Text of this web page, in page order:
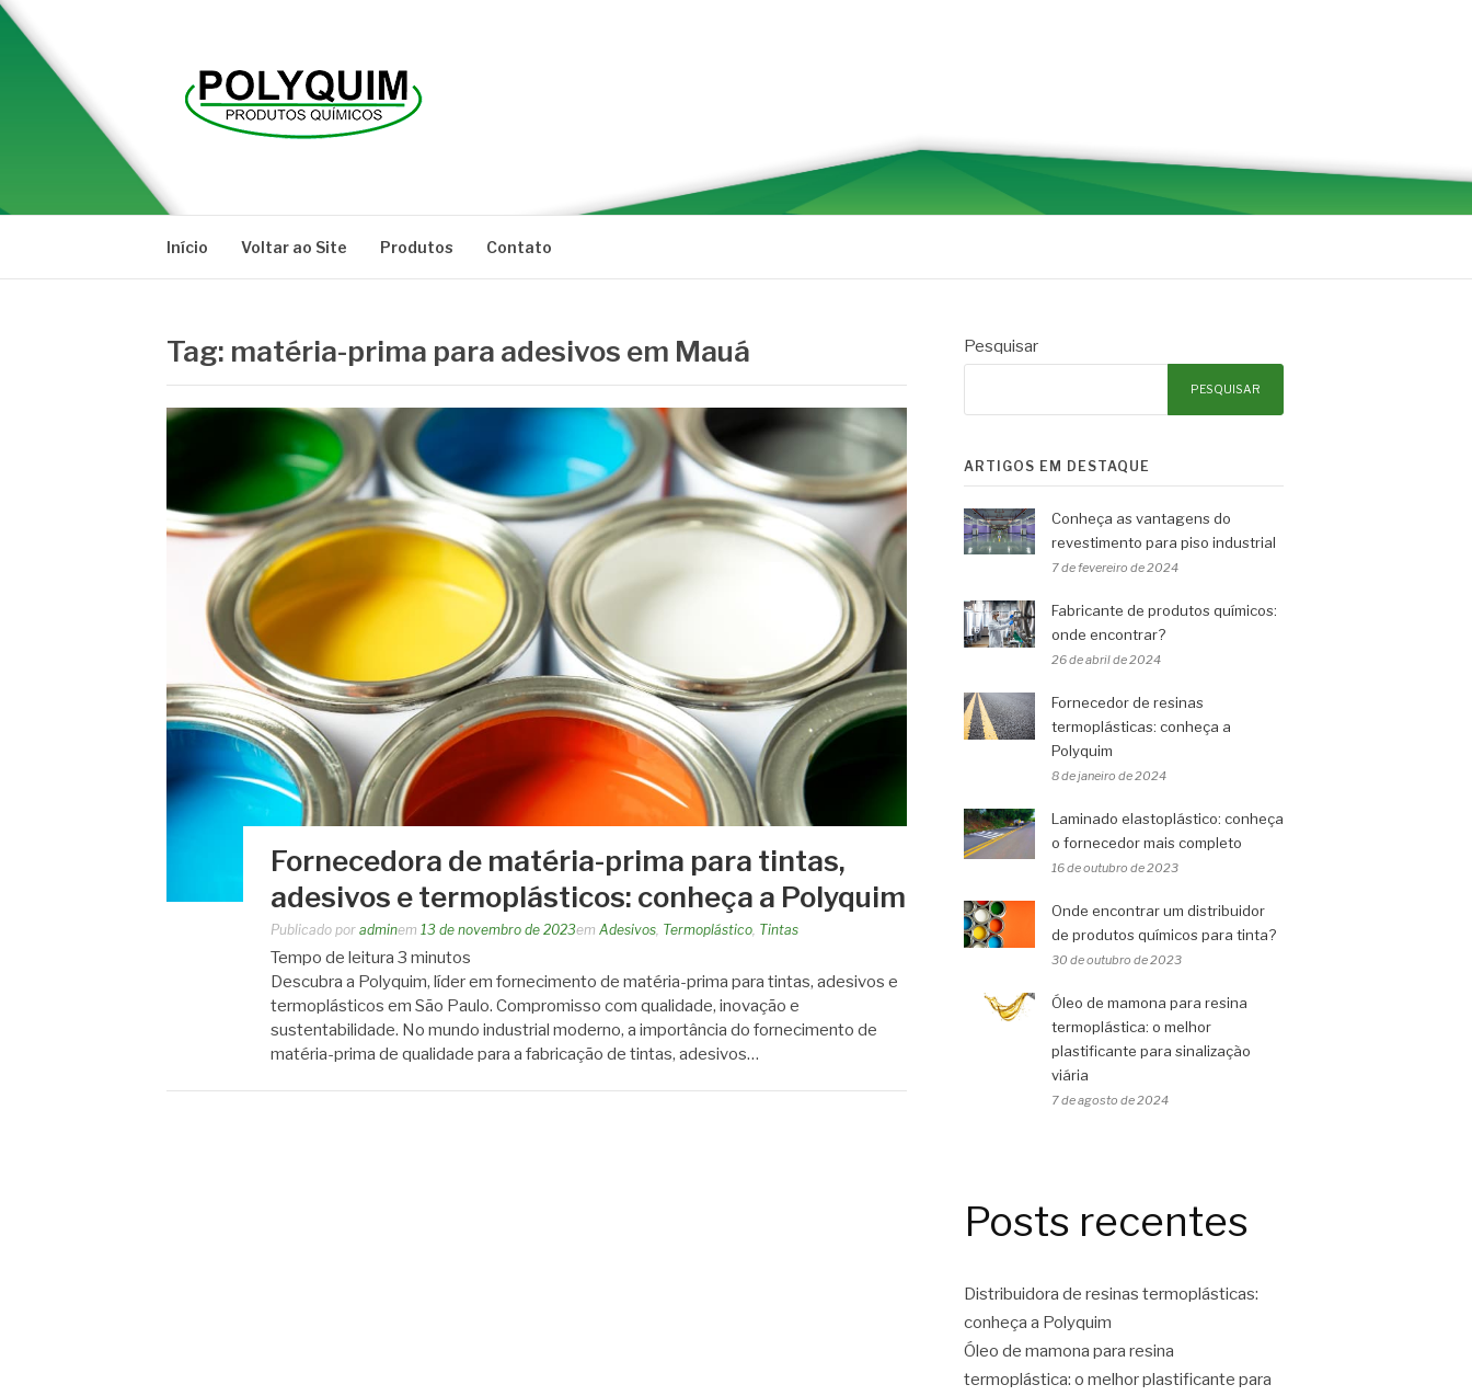
Pular
para
conteúdo
Início Voltar ao Site Produtos Contato
Tag: matéria-prima para adesivos em Mauá
Fornecedora de matéria-prima para tintas,
adesivos e termoplásticos: conheça a Polyquim
Publicado por adminem 13 de novembro de 2023em Adesivos Termoplástico Tintas
Tempo de leitura 3 minutos
Descubra a Polyquim, líder em fornecimento de matéria-prima para tintas, adesivos e
termoplásticos em São Paulo. Compromisso com qualidade, inovação e
sustentabilidade. No mundo industrial moderno, a importância do fornecimento de
matéria-prima de qualidade para a fabricação de tintas, adesivos…
Pesquisar
PESQUISAR
ARTIGOS EM DESTAQUE
Conheça as vantagens do
revestimento para piso industrial
7 de fevereiro de 2024
Fabricante de produtos químicos:
onde encontrar?
26 de abril de 2024
Fornecedor de resinas
termoplásticas: conheça a
Polyquim
8 de janeiro de 2024
Laminado elastoplástico: conheça
o fornecedor mais completo
16 de outubro de 2023
Onde encontrar um distribuidor
de produtos químicos para tinta?
30 de outubro de 2023
Óleo de mamona para resina
termoplástica: o melhor
plastificante para sinalização
viária
7 de agosto de 2024
Posts recentes
Distribuidora de resinas termoplásticas:
conheça a Polyquim
Óleo de mamona para resina
termoplástica: o melhor plastificante para